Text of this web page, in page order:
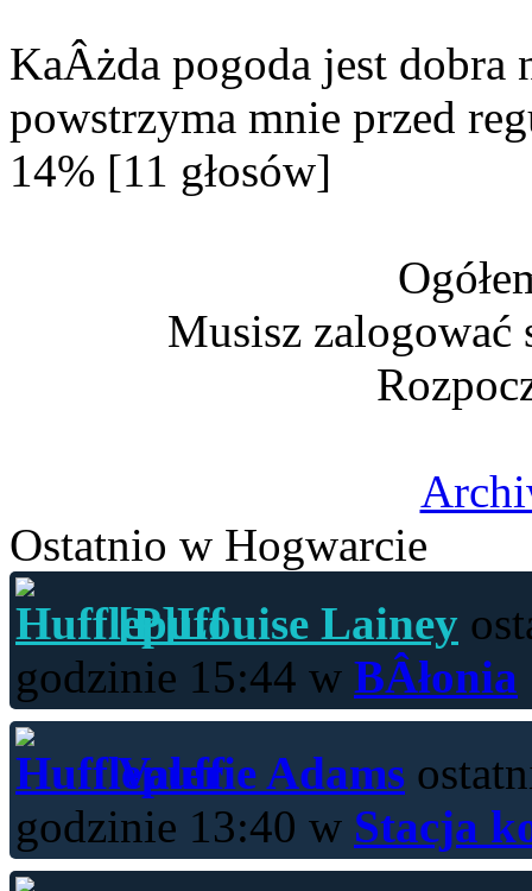
KaÂżda pogoda jest
powstrzyma mnie przed
14% [11 głosów]
Musisz zalogować
Ostatnio w Hogwarcie
[P]Louise Lainey
godzinie 15:44 w BÂłonia
Valerie Adams
godzinie 13:40 w Stacja